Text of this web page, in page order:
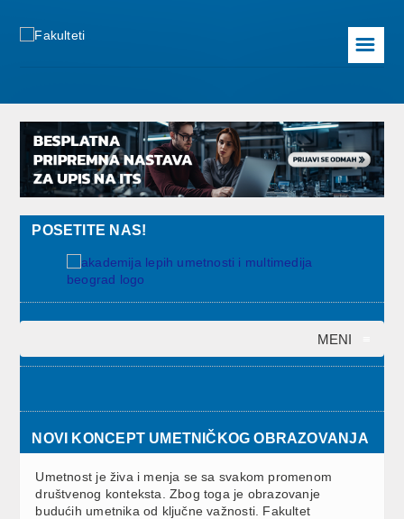
☰
POSETITE NAS!
MENI
NOVI KONCEPT UMETNIČKOG OBRAZOVANJA
Umetnost je živa i menja se sa svakom promenom
društvenog konteksta. Zbog toga je obrazovanje
budućih umetnika od ključne važnosti. Fakultet